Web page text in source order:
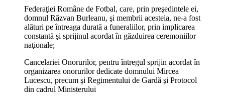
Federaţiei Române de Fotbal, care, prin preşedintele ei,
domnul Răzvan Burleanu, şi membrii acesteia, ne-a fost
alături pe întreaga durată a funeraliilor, prin implicarea
constantă şi sprijinul acordat în găzduirea ceremoniilor
naţionale;
Cancelariei Onorurilor, pentru întregul sprijin acordat în
organizarea onorurilor dedicate domnului Mircea
Lucescu, precum şi Regimentului de Gardă şi Protocol
din cadrul Ministerului